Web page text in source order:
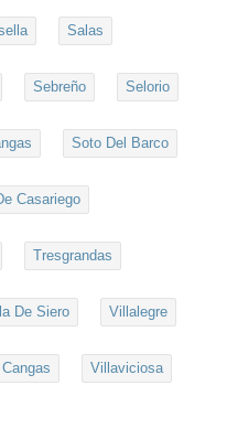
Salas
Sebreño Selorio
Soto Del Barco
Casariego
Tresgrandas
De Siero Villalegre
Villaviciosa